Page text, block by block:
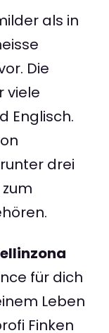
als in
Die
viele
Englisch.
drei
für dich
Leben
Finken